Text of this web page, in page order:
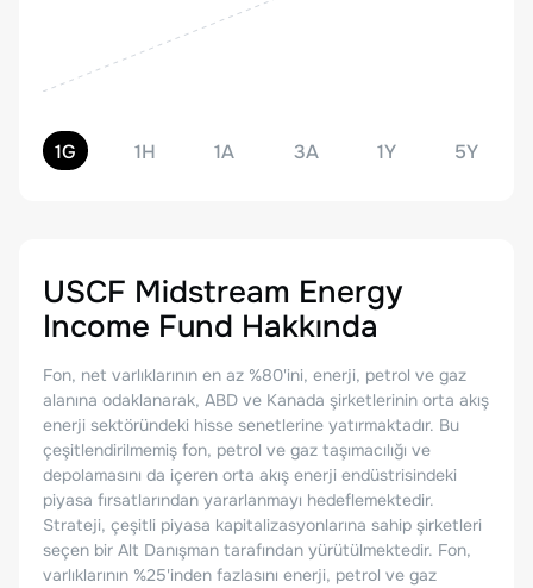
1G 1H 1A 3A 1Y 5Y
USCF Midstream Energy
Income Fund Hakkında
Fon, net varlıklarının en az %80'ini, enerji, petrol ve gaz
alanına odaklanarak, ABD ve Kanada şirketlerinin orta akış
enerji sektöründeki hisse senetlerine yatırmaktadır. Bu
çeşitlendirilmemiş fon, petrol ve gaz taşımacılığı ve
depolamasını da içeren orta akış enerji endüstrisindeki
piyasa fırsatlarından yararlanmayı hedeflemektedir.
Strateji, çeşitli piyasa kapitalizasyonlarına sahip şirketleri
seçen bir Alt Danışman tarafından yürütülmektedir. Fon,
varlıklarının %25'inden fazlasını enerji, petrol ve gaz